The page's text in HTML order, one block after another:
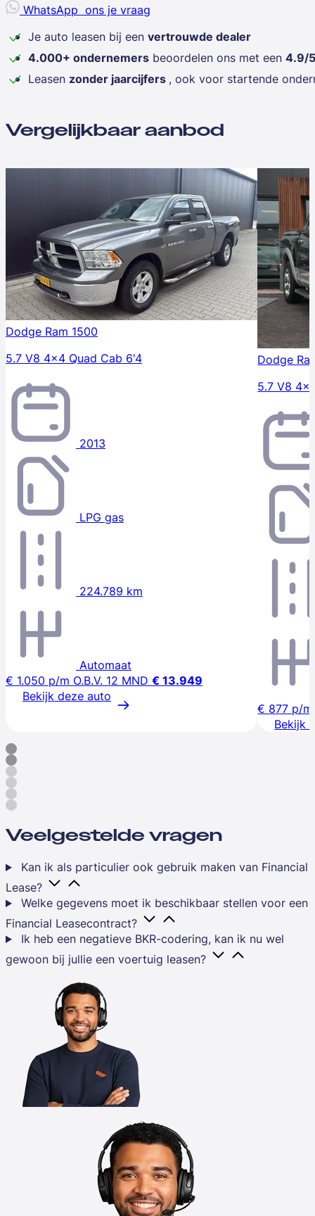
WhatsApp ons je vraag
Je auto leasen bij een vertrouwde dealer
4.000+ ondernemers beoordelen ons met een 4.9/5
Leasen zonder jaarcijfers , ook voor startende
Vergelijkbaar aanbod
Dodge Ram 1500
5.7 V8 4x4 Quad Cab 6'4
2013
LPG gas
224.789 km
Automaat
€ 1.050 p/m O.B.V. 12 MND € 13.949
Bekijk deze auto
Dodge
5.7 V8
€ 877 p/m
Bekijk
Veelgestelde vragen
Kan ik als particulier ook gebruik maken van Financial
Lease?
Welke gegevens moet ik beschikbaar stellen voor een
Financial Leasecontract?
Ik heb een negatieve BKR-codering, kan ik nu wel
gewoon bij jullie een voertuig leasen?